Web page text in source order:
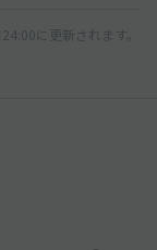
に更新されます。